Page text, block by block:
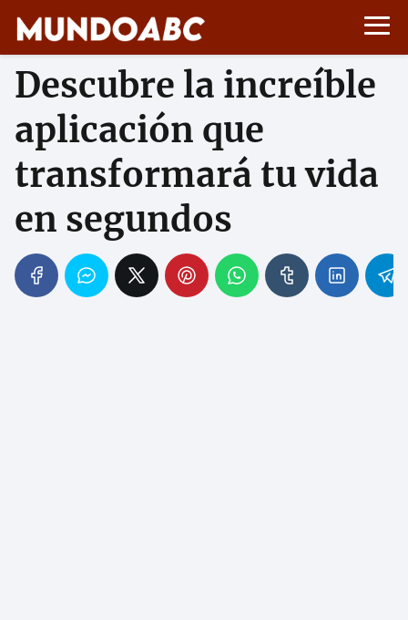
Descubre la increíble
aplicación que
transformará tu vida
en segundos